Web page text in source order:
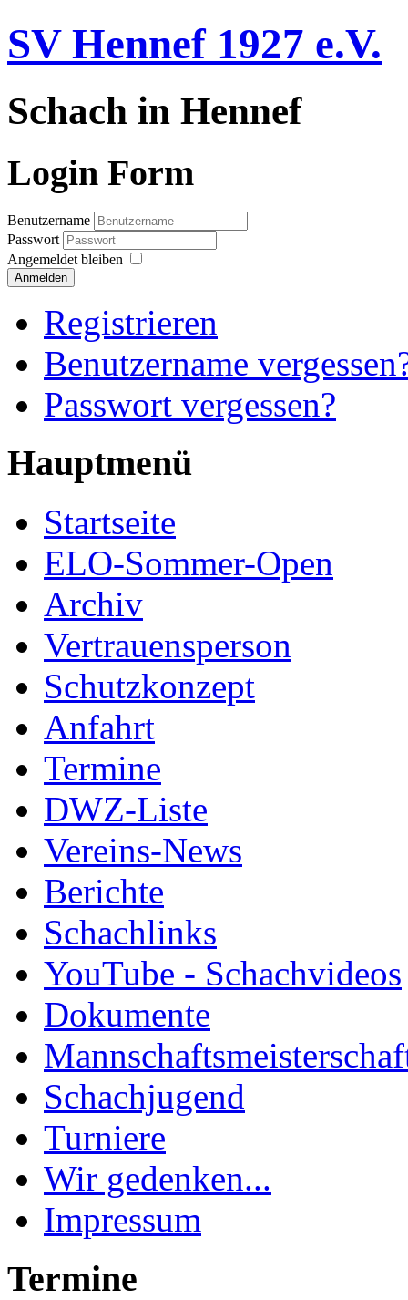
SV Hennef 1927 e.V.
Schach in Hennef
Login Form
Benutzername
Passwort
Angemeldet bleiben
Anmelden
Registrieren
Benutzername
Passwort vergessen?
Hauptmenü
Startseite
ELO-Sommer-Open
Archiv
Vertrauensperson
Schutzkonzept
Anfahrt
Termine
DWZ-Liste
Vereins-News
Berichte
Schachlinks
YouTube - Schachvideos
Dokumente
Schachjugend
Turniere
Wir gedenken...
Impressum
Termine